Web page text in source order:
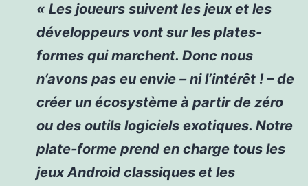
« Les joueurs suivent les jeux et les
développeurs vont sur les plates-
formes qui marchent. Donc nous
n’avons pas eu envie – ni l’intérêt ! – de
créer un écosystème à partir de zéro
ou des outils logiciels exotiques. Notre
plate-forme prend en charge tous les
jeux Android classiques et les